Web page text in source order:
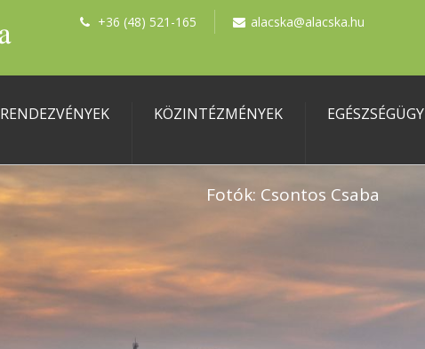
+36 (48) 521-165 alacska@alacska.hu
RENDEZVÉNYEK KÖZINTÉZMÉNYEK EGÉSZSÉGÜGY
Fotók: Csontos Csaba